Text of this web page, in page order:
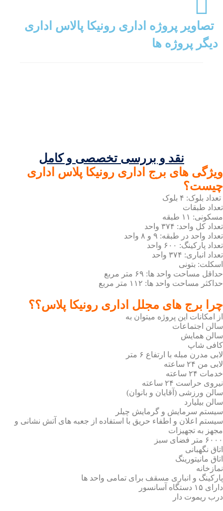
تصاویر پروژه اداری رونیکا پالاس اداری
دیگر پروژه ها
نقد و بررسی تخصصی و کامل
ویژگی های برج اداری رونیکا پلاس اداری
چیست؟
تعداد بلوک: ۴ بلوک
تعداد طبقات
مسکونی: ۱۱ طبقه
تعداد کل واحد: ۳۷۴ واحد
تعداد واحد در طبقه: ۹ و ۸ واحد
تعداد پارکینگ: ۶۰۰ واحد
تعداد انباری: ۳۷۴ واحد
اسکلت: بتونی
حداقل مساحت واحد ها: ۶۹ متر مربع
حداکثر مساحت واحد ها: ۱۱۲ متر مربع
چرا برج‌ های مجلل اداری رونیکا پلاس؟؟
از امکانات این پروژه میتوان به
سالن اجتماعات
سالن همایش
کافی شاپ
لابی مدرن مبله با ارتفاع ۶ متر
لابی من ۲۴ ساعته
خدمات ۲۴ ساعته
نیروی حراست ۲۴ ساعته
سالن ورزشی (آقایان و بانوان)
سالن بیلیارد
سیستم سرمایش و گرمایش چیلر
سیستم اعلان و اطفاء حریق با استفاده از جعبه های آتش نشانی و
مجهز به تجهیزات
۶۰۰۰ متر فضای سبز
اتاق نگهبانی
اتاق مانیتورینگ
نمازخانه
پارکینگ و انباری مسقف برای تمامی واحد ها
دارای ۱۵ دستگاه آسانسور
درب ریموت دار